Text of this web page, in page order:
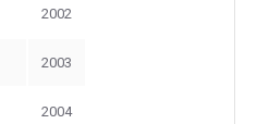
2002
2003
2004